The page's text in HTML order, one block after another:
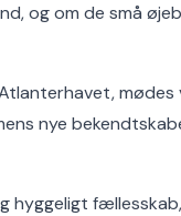
og om de små
mødes
nye
hyggeligt